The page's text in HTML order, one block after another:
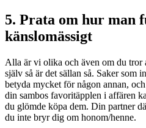
5. Prata om hur man
känslomässigt
Alla är vi olika och även om du tror
själv så är det sällan så. Saker som
betyda mycket för någon annan,
din sambos favoritäpplen i affären
du glömde köpa dem. Din partner
du inte bryr dig om honom/henne.